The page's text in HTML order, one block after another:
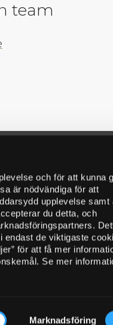
och för att kunna
är nödvändiga för att
upplevelse samt
du detta, och
endast de viktigaste
för att få mer
Se mer
Marknadsföring
team